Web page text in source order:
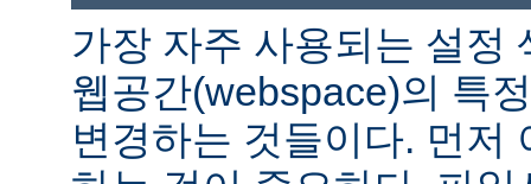
가장 자주 사용되는 설정
웹공간(webspace)의 특
변경하는 것들이다. 먼저